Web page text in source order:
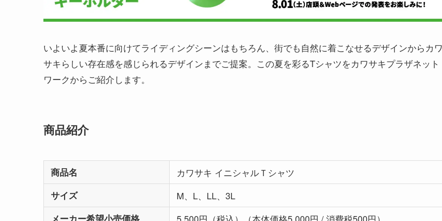
いよいよ夏本番に向けてライディングシーンはもちろん、街でも自然に着こなせるデザインからカ
サキらしい存在感を感じられるデザインまでご提案。この夏を彩るTシャツをカワサキプラザネット
ワークからご紹介します。
商品紹介
商品名
カワサキ イニシャルＴシャツ
サイズ
M、L、LL、3L